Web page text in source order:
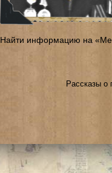
Найти информацию на
Рассказы о